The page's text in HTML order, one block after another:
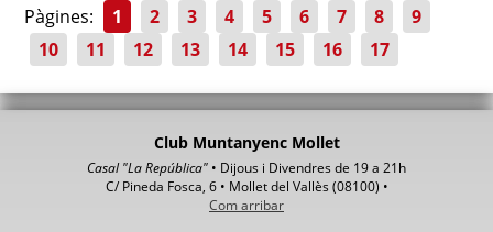
Pàgines: 1 2 3 4 5 6 7 8
9
10
11 12 13 14 15 16 17
Club Muntanyenc Mollet
Casal "La República" • Dijous i Divendres de 19 a 21h
C/ Pineda Fosca, 6 • Mollet del Vallès (08100) •
Com arribar